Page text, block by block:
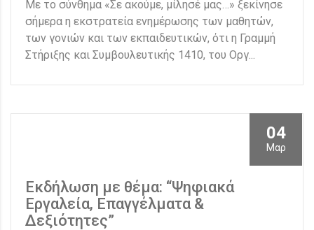
Με το σύνθημα «Σε ακούμε, μίλησέ μας…» ξεκίνησε
σήμερα η εκστρατεία ενημέρωσης των μαθητών,
των γονιών και των εκπαιδευτικών, ότι η Γραμμή
Στήριξης και Συμβουλευτικής 1410, του Οργ...
04
Μαρ
Εκδήλωση με θέμα: “Ψηφιακά
Εργαλεία, Επαγγέλματα &
Δεξιότητες”